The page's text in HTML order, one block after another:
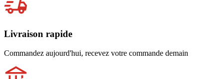
Livraison rapide
Commandez aujourd'hui, recevez votre commande demain